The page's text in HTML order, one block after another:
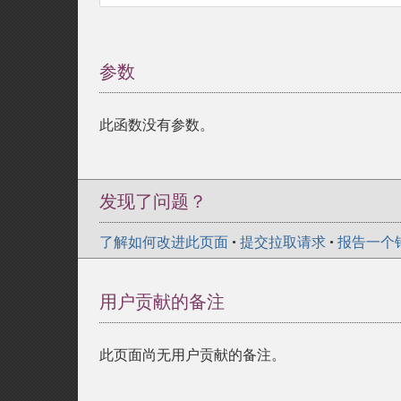
参数
此函数没有参数。
发现了问题？
了解如何改进此页面 • 提交拉取请求 • 报告一个
用户贡献的备注
此页面尚无用户贡献的备注。